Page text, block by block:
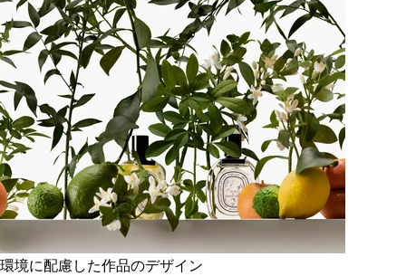
環境に配慮した作品のデザイン